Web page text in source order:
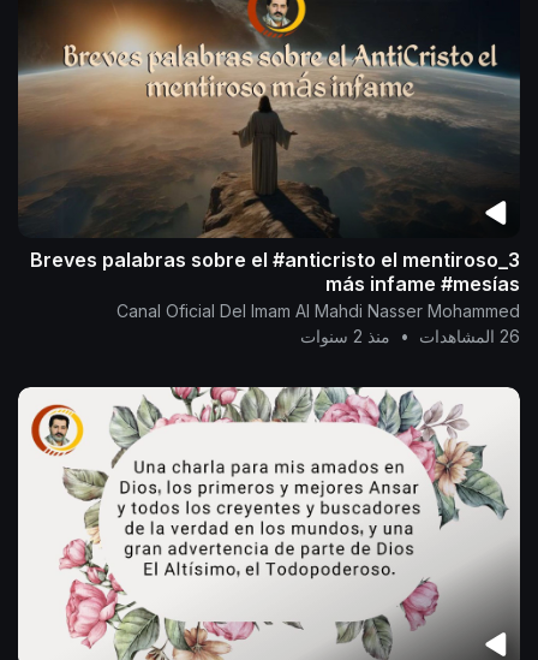
3_Breves palabras sobre el #anticristo el mentiroso
más infame #mesías
Canal Oficial Del Imam Al Mahdi Nasser Mohammed
26 المشاهدات
• منذ 2 سنوات